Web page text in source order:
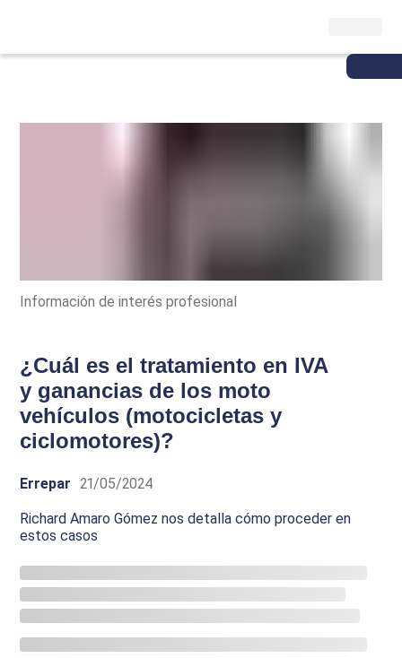
Información de interés profesional
¿Cuál es el tratamiento en IVA
y ganancias de los moto
vehículos (motocicletas y
ciclomotores)?
Errepar 21/05/2024
Richard Amaro Gómez nos detalla cómo proceder en
estos casos